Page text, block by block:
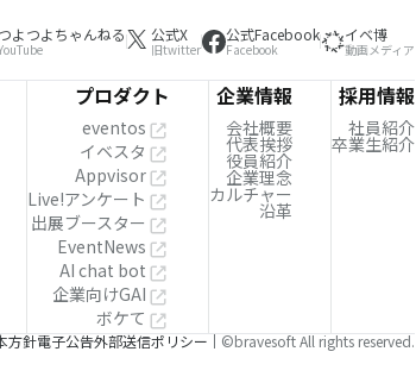
つよつよちゃんねる 公式X
旧twitter
公式Facebook
Facebook
イベ博
動画メディア
プロダクト
eventos
イベスタ
Appvisor
Live!アンケート
出展ブースター
EventNews
AI chat bot
企業向けGAI
ボケて
企業情報
会社概要
代表挨拶
役員紹介
企業理念
カルチャー
沿革
採用情報
社員紹介
卒業生紹介
方針電子公告外部送信ポリシー ©bravesoft All rights reserved.